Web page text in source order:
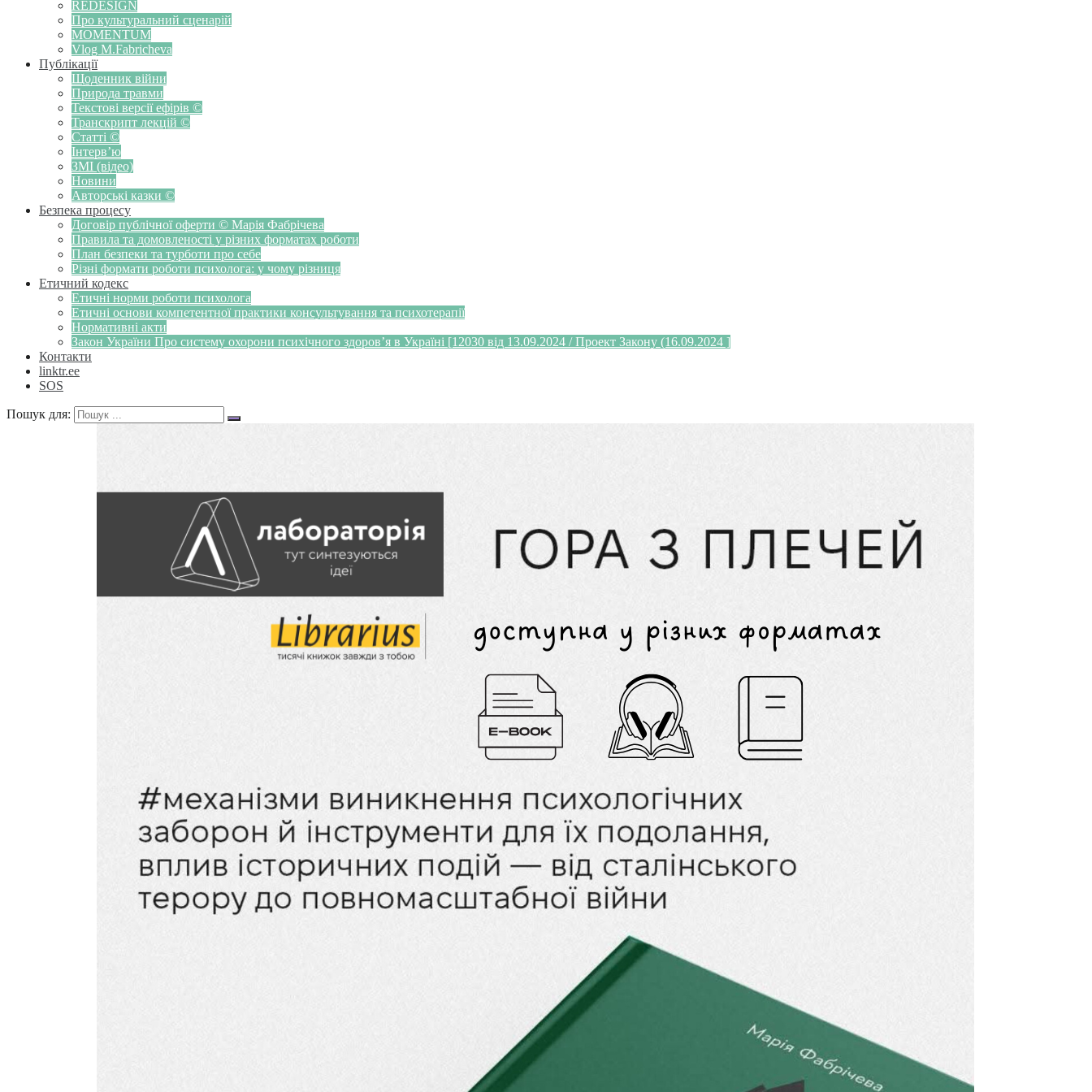
REDESIGN
Про культуральний сценарій
MOMENTUM
Vlog M.Fabricheva
Публікації
Щоденник війни
Природа травми
Текстові версії ефірів ©
Транскрипт лекцій ©
Статті ©
Інтерв’ю
ЗМІ (відео)
Новини
Авторські казки ©
Безпека процесу
Договір публічної оферти © Марія Фабрічева
Правила та домовленості у різних форматах роботи
План безпеки та турботи про себе
Різні формати роботи психолога: у чому різниця
Етичний кодекс
Етичні норми роботи психолога
Етичні основи компетентної практики консультування та психотерапії
Нормативні акти
Закон України Про систему охорони психічного здоров’я в Україні [12030 від 13.09.2024 / Проект Закону (16.09.2024 ]
Контакти
linktr.ee
SOS
Пошук для: